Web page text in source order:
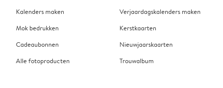
Kalenders maken
Mok bedrukken
Cadeaubonnen
Alle fotoproducten
Verjaardagskalenders maken
Kerstkaarten
Nieuwjaarskaarten
Trouwalbum